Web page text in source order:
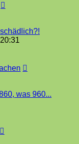
was 960...